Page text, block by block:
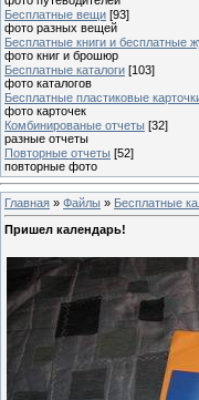
Бесплатные вещи [93]
фото разных вещей
Бесплатные книги и бесплатные
фото книг и брошюр
Бесплатные каталоги [103]
фото каталогов
Бесплатные пластиковые
фото карточек
Комбинированые отчеты [32]
разные отчеты
Повторные отчеты [52]
повторные фото
Главная » Файлы » Бесплатные
Пришел календарь!